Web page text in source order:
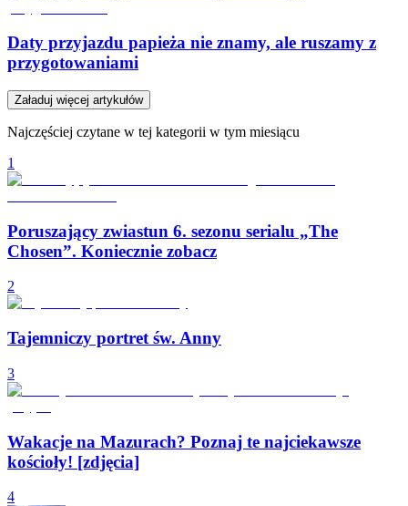
Daty przyjazdu papieża nie znamy, ale ruszamy z
przygotowaniami
Załaduj więcej artykułów
Najczęściej czytane w tej kategorii w tym miesiącu
1
Poruszający zwiastun 6. sezonu serialu „The
Chosen”. Koniecznie zobacz
2
Tajemniczy portret św. Anny
3
Wakacje na Mazurach? Poznaj te najciekawsze
kościoły! [zdjęcia]
4